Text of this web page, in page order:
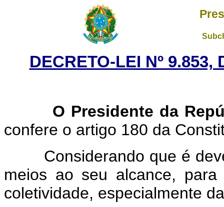
DECRETO-LEI Nº 9.853,
O Presidente da
confere o artigo 180 da
Considerando que é
meios ao seu alcance,
coletividade, especialmente